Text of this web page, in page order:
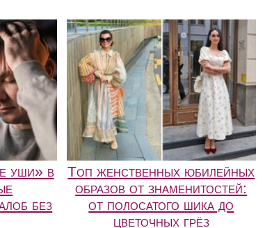
уши» в
без
Топ женственных юбилейных
образов от знаменитостей:
от полосатого шика до
цветочных грёз